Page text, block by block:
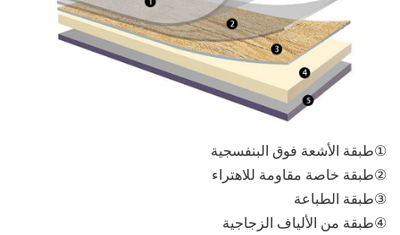
①طبقة الأشعة فوق البنفسجية
②طبقة خاصة مقاومة للاهتراء
③طبقة الطباعة
④طبقة من الألياف الزجاجية